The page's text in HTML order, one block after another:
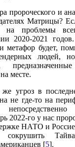
пророческого и
Матрицы?
на проблемы
2020-2021
метафор будет,
людей,
месте.
угроз в
не где-то на
2022-го у нас
НАТО и
сокрушить
[5].